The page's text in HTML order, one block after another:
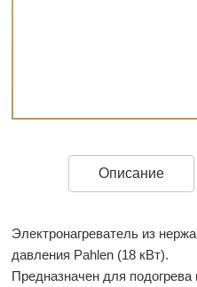
Описание
Электронагреватель из
давления Pahlen (18 кВт).
Предназначен для